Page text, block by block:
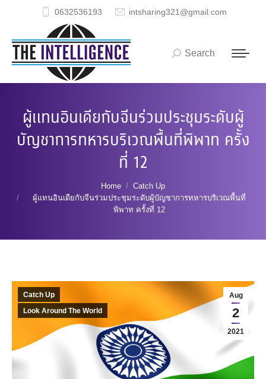
0632536193 intsharing321@gmail.com
Search:
Search
ผู้แทนอินเดียกับจีนร่วมประชุมระดับผู้
บัญชาการทหารบริเวณพื้นที่พิพาท ครั้ง
ที่ 12
Home
Catch Up
ผู้แทนอินเดียกับจีนร่วมประชุมระดับผู้บัญชาการทหารบริเวณพื้นที่
พิพาท ครั้งที่ 12
Aug
2
2021
Catch Up
Look Around The World